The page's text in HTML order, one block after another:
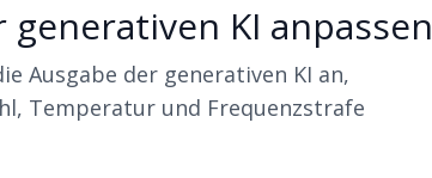
KI anpassen
Ausgabe der generativen KI an,
Temperatur und Frequenzstrafe